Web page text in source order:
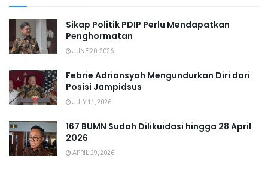
Sikap Politik PDIP Perlu Mendapatkan
Penghormatan
JUNE 20, 2026
Febrie Adriansyah Mengundurkan Diri dari
Posisi Jampidsus
JULY 11, 2026
167 BUMN Sudah Dilikuidasi hingga 28 April
2026
APRIL 29, 2026